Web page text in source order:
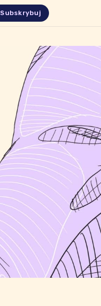
Subskrybuj